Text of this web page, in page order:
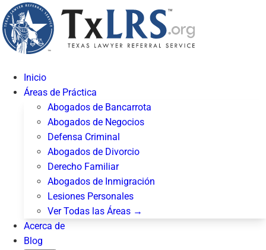
Inicio
Áreas de Práctica
Abogados de Bancarrota
Abogados de Negocios
Defensa Criminal
Abogados de Divorcio
Derecho Familiar
Abogados de Inmigración
Lesiones Personales
Ver Todas las Áreas →
Acerca de
Blog